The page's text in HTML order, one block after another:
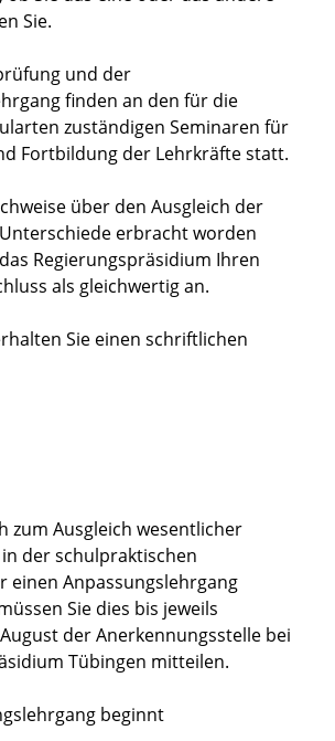
Sie.
und der
finden an den für die
zuständigen Seminaren für
Fortbildung der Lehrkräfte statt.
über den Ausgleich der
erbracht worden
Regierungspräsidium Ihren
als gleichwertig an.
Sie einen schriftlichen
zum Ausgleich wesentlicher
der schulpraktischen
einen Anpassungslehrgang
Sie dies bis jeweils
der Anerkennungsstelle bei
Tübingen mitteilen.
beginnt